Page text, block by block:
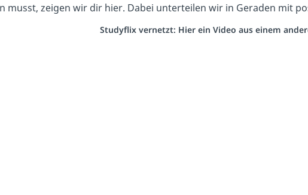
musst, zeigen wir dir hier. Dabei unterteilen wir in Geraden mit
Studyflix vernetzt: Hier ein Video aus einem